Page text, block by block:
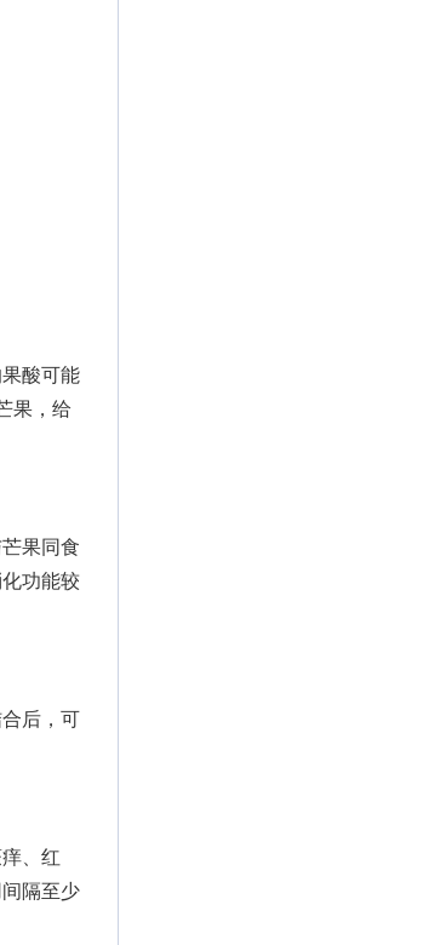
酸可能
果，给
果同食
功能较
后，可
、红
隔至少